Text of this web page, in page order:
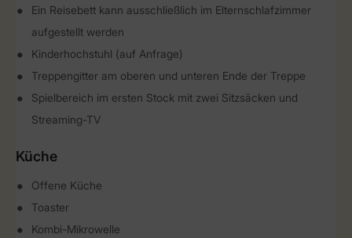
Ein Reisebett kann ausschließlich im Elternschlafzimmer
aufgestellt werden
Kinderhochstuhl (auf Anfrage)
Treppengitter am oberen und unteren Ende der Treppe
Spielbereich im ersten Stock mit zwei Sitzsäcken und
Streaming-TV
Küche
Offene Küche
Toaster
Kombi-Mikrowelle